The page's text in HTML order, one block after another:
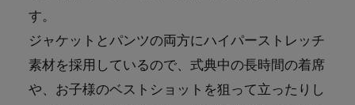
す。
ジャケットとパンツの両方にハイパーストレッチ
素材を採用しているので、式典中の長時間の着席
や、お子様のベストショットを狙って立ったりし